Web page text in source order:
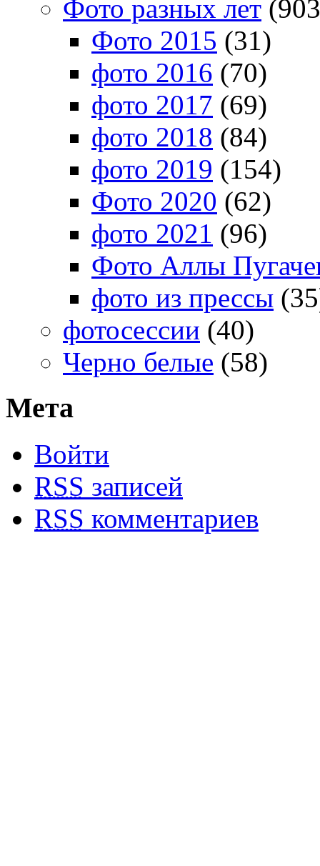
Фото разных лет
Фото 2015 (31)
фото 2016 (70)
фото 2017 (69)
фото 2018 (84)
фото 2019 (154)
Фото 2020 (62)
фото 2021 (96)
Фото Аллы
фото из прессы
фотосессии (40)
Черно белые (58)
Мета
Войти
RSS записей
RSS комментариев